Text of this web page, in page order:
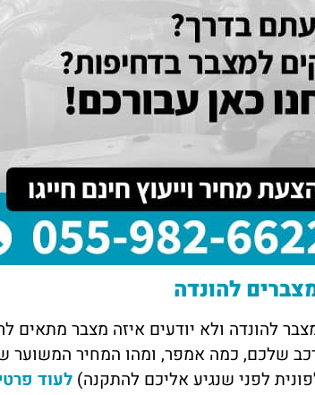
דרך חבר טוב, הם
וגבו מחיר הכי זול
לכם על העזרה, שמח
לאנשים אחרים.
דנה מזרחי
תל אביב
השירות של מצבר בקליק פשוט
נתקעתי עם רכב שלא מתניע, ותוך
משעה הגיעו עד אליי עם מצבר
המחיר היה הוגן וגם השירות היה
ממליצה בחום
להונדה
להונדה ולא יודעים איזה מצבר
שלכם, כמה אמפר, ומהו המחיר
לפני שנגיע אליכם להתקנה) לעוד